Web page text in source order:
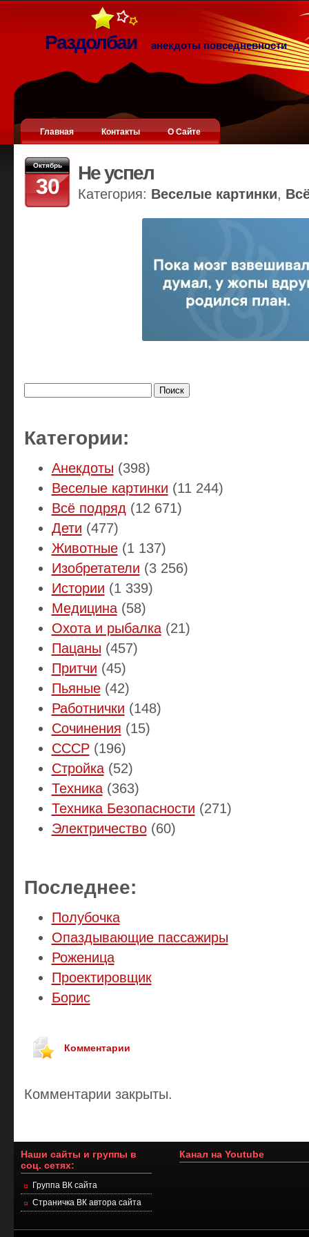
Раздолбаи анекдоты повседневности
Главная Контакты О Сайте
Октябрь
30
Не успел
Категория: Веселые картинки,
Категории:
Анекдоты (398)
Веселые картинки (11 244)
Всё подряд (12 671)
Дети (477)
Животные(1 137)
Изобретатели (3 256)
Истории (1 339)
Медицина(58)
Охота и рыбалка(21)
Пацаны (457)
Притчи (45)
Пьяные(42)
Работнички (148)
Сочинения (15)
СССР(196)
Стройка(52)
Техника(363)
Техника Безопасности (271)
Электричество(60)
Последнее:
Полубочка
Опаздывающие пассажиры
Роженица
Проектировщик
Борис
Комментарии
Комментарии закрыты.
Наши сайты и группы в
соц. сетях:
Группа ВК сайта
Страничка ВК автора сайта
Канал на Youtube